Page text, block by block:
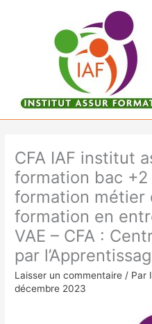
CFA IAF institut
formation bac
formation métier
formation en
VAE – CFA :
par
Laisser un commentaire / Par
décembre 2023